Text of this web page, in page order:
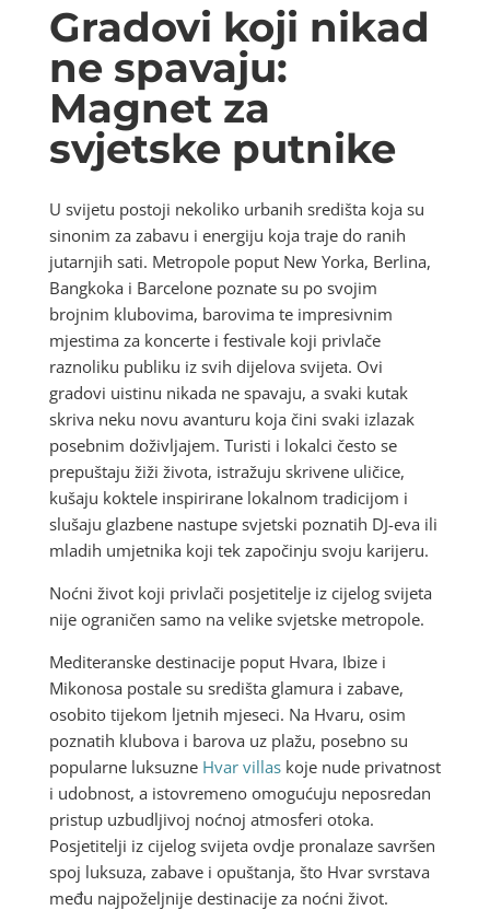
Gradovi koji nikad
ne spavaju:
Magnet za
svjetske putnike
U svijetu postoji nekoliko urbanih središta koja su
sinonim za zabavu i energiju koja traje do ranih
jutarnjih sati. Metropole poput New Yorka, Berlina,
Bangkoka i Barcelone poznate su po svojim
brojnim klubovima, barovima te impresivnim
mjestima za koncerte i festivale koji privlače
raznoliku publiku iz svih dijelova svijeta. Ovi
gradovi uistinu nikada ne spavaju, a svaki kutak
skriva neku novu avanturu koja čini svaki izlazak
posebnim doživljajem. Turisti i lokalci često se
prepuštaju žiži života, istražuju skrivene uličice,
kušaju koktele inspirirane lokalnom tradicijom i
slušaju glazbene nastupe svjetski poznatih DJ-eva ili
mladih umjetnika koji tek započinju svoju karijeru.
Noćni život koji privlači posjetitelje iz cijelog svijeta
nije ograničen samo na velike svjetske metropole.
Mediteranske destinacije poput Hvara, Ibize i
Mikonosa postale su središta glamura i zabave,
osobito tijekom ljetnih mjeseci. Na Hvaru, osim
poznatih klubova i barova uz plažu, posebno su
popularne luksuzne Hvar villaskoje nude privatnost
i udobnost, a istovremeno omogućuju neposredan
pristup uzbudljivoj noćnoj atmosferi otoka.
Posjetitelji iz cijelog svijeta ovdje pronalaze savršen
spoj luksuza, zabave i opuštanja, što Hvar svrstava
među najpoželjnije destinacije za noćni život.